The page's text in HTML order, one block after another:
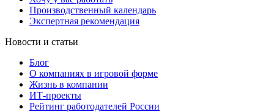
Производственный календарь
Экспертная рекомендация
Новости и статьи
Блог
О компаниях в игровой форме
Жизнь в компании
ИТ-проекты
Рейтинг работодателей России